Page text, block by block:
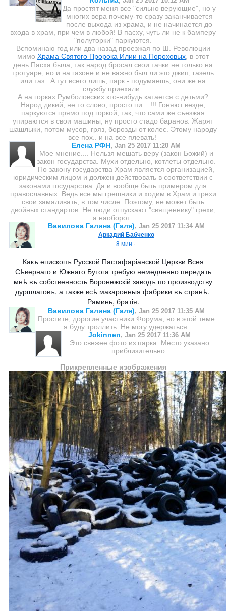
Да простят меня все "сильно верующие", но у
многих вера почему-то сразу заканчивается
после выхода из храма, и не начинается до
входа в храм, при чем в любой! В пасху, чуть ли не к бамперу
"полуторки" паркуются.
Вспоминаю год или два назад проезжая по Ш. Революции
мимо Храма Святого Пророка Илии на Пороховых , в этот
день Пасха была, так народ бросал свои тачки не только на
тротуаре, но и на газоне и не важно был ли это джип, газель
или таз. А тут всего лишь, парк - подумаешь, они же на
службу приехали.
А на горках Румболовских кто-нибудь катается с детьми?
Народ дикий, не то слово, просто пи....!!! Гоняют везде,
паркуются прямо под горкой, так, что сами же съезжая
упираются в свои машины, ну просто стадо баранов. Жарят
шашлыки, потом мусор, гряз, борозды от колес. Этому народу
все пох.. и на все плевать!
Елена РФН, Jan 25 2017 11:20 AM
Мое мнение.... Нельзя мешать веру (закон Божий) и
закон государства. Мухи отдельно, котлеты отдельно.
По закону государства Храм является организацией,
юридическим лицом и должен действовать в соответствии с
законами государства. Да и вообще быть примером для
православных. Ведь все мы грешники и ходим в Храм и грехи
свои замаливать, в том числе. Поэтому, не может быть
двойных стандартов. Не люди отпускают "священнику" грехи,
а наоборот.
Вавилова Галина (Галя), Jan 25 2017 11:34 AM
Аркадий Бабченко
8 мин ·
Какъ епископъ Русской Пастафаріанской Церкви Всея
Сѣвернаго и Южнаго Бутога требую немедленно передать
мнѣ въ собственность Воронежскій заводъ по производству
дуршлаговъ, а также всѣ макаронныя фабрики въ странѣ.
Раминь, братія.
Вавилова Галина (Галя), Jan 25 2017 11:35 AM
Простите, дорогие участники Форума, но в этой теме
я буду троллить. Не могу удержаться.
Jokinnen, Jan 25 2017 11:36 AM
Это свежее фото из парка. Место указано
приблизительно.
Прикрепленные изображения